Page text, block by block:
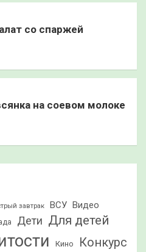
со спаржей
на соевом молоке
завтрак ВСУ
Видео
Дети Для детей
Кино
Конкурс